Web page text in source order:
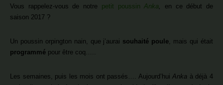
Vous rappelez-vous de notre petit poussinAnka,
en ce début de
saison 2017 ?
Un poussin orpington nain, que j’aurai souhaité poule, mais qui était
programmé pour être coq…..
Les semaines, puis les mois ont passés…. Aujourd’huiAnka à déjà 4